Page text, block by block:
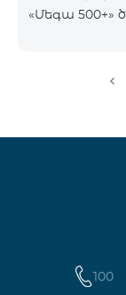
«Մեգա 500+»
չսպառված
100